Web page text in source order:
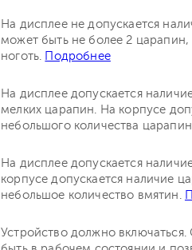
На дисплее не допускается
может быть не более 2 царапин,
ноготь. Подробнее
На дисплее допускается
мелких царапин. На корпусе
небольшого количества
На дисплее допускается
корпусе допускается наличие
небольшое количество вмятин.
Устройство должно